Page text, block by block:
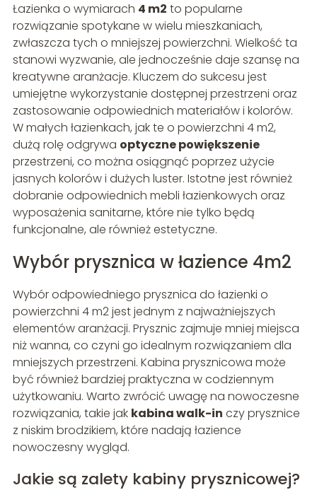
Łazienka o wymiarach 4 m2 to popularne
rozwiązanie spotykane w wielu mieszkaniach,
zwłaszcza tych o mniejszej powierzchni. Wielkość ta
stanowi wyzwanie, ale jednocześnie daje szansę na
kreatywne aranżacje. Kluczem do sukcesu jest
umiejętne wykorzystanie dostępnej przestrzeni oraz
zastosowanie odpowiednich materiałów i kolorów.
W małych łazienkach, jak te o powierzchni 4 m2,
dużą rolę odgrywa optyczne powiększenie
przestrzeni, co można osiągnąć poprzez użycie
jasnych kolorów i dużych luster. Istotne jest również
dobranie odpowiednich mebli łazienkowych oraz
wyposażenia sanitarne, które nie tylko będą
funkcjonalne, ale również estetyczne.
Wybór prysznica w łazience 4m2
Wybór odpowiedniego prysznica do łazienki o
powierzchni 4 m2 jest jednym z najważniejszych
elementów aranżacji. Prysznic zajmuje mniej miejsca
niż wanna, co czyni go idealnym rozwiązaniem dla
mniejszych przestrzeni. Kabina prysznicowa może
być również bardziej praktyczna w codziennym
użytkowaniu. Warto zwrócić uwagę na nowoczesne
rozwiązania, takie jak kabina walk-in czy prysznice
z niskim brodzikiem, które nadają łazience
nowoczesny wygląd.
Jakie są zalety kabiny prysznicowej?